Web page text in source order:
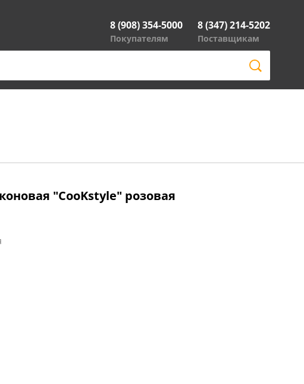
8 (908) 354-5000
Покупателям
8 (347) 214-5202
Поставщикам
"CooKstyle" розовая